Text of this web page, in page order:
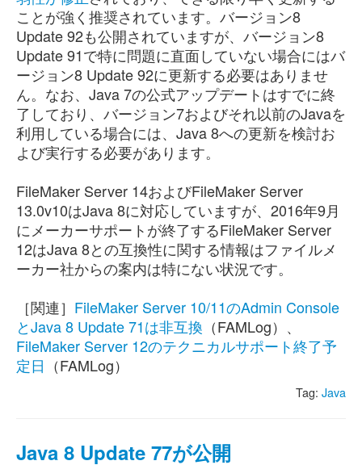
ことが強く推奨されています。バージョン8
Update 92も公開されていますが、バージョン8
Update 91で特に問題に直面していない場合にはバ
ージョン8 Update 92に更新する必要はありませ
ん。なお、Java 7の公式アップデートはすでに終
了しており、バージョン7およびそれ以前のJavaを
利用している場合には、Java 8への更新を検討お
よび実行する必要があります。
FileMaker Server 14およびFileMaker Server
13.0v10はJava 8に対応していますが、2016年9月
にメーカーサポートが終了するFileMaker Server
12はJava 8との互換性に関する情報はファイルメ
ーカー社からの案内は特にない状況です。
［関連］ FileMaker Server 10/11のAdmin Console
とJava 8 Update 71は非互換 （FAMLog）、
FileMaker Server 12のテクニカルサポート終了予
定日 （FAMLog）
Tag: Java
Java 8 Update 77が公開